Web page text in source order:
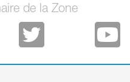
de la Zone